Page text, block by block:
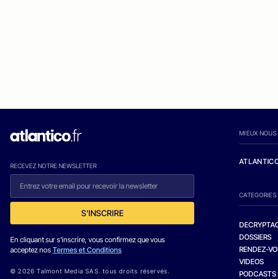
RECEVEZ NOTRE NEWSLETTER
S'INSCRIRE
En cliquant sur s'inscrire, vous confirmez que vous
acceptez nosTermes et Conditions
© 2026 Talmont Media SAS. tous droits réservés.
MIEUX
CATEGORIES
DOSSIERS
RENDEZ-
VIDEOS
PODCASTS